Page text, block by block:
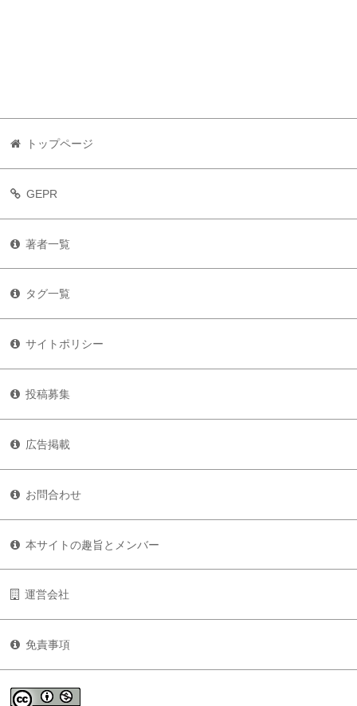
トップページ
GEPR
著者一覧
タグ一覧
サイトポリシー
投稿募集
広告掲載
お問合わせ
本サイトの趣旨とメンバー
運営会社
免責事項